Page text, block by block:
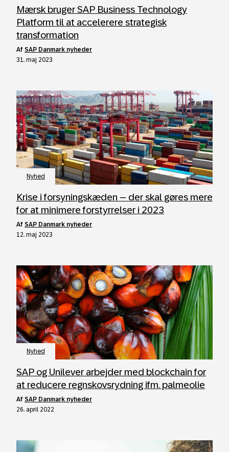
Mærsk bruger SAP Business Technology
Platform til at accelerere strategisk
transformation
af SAP Danmark nyheder
31. maj 2023
Nyhed
Krise i forsyningskæden – der skal gøres mere
for at minimere forstyrrelser i 2023
af SAP Danmark nyheder
12. maj 2023
Nyhed
SAP og Unilever arbejder med blockchain for
at reducere regnskovsrydning ifm. palmeolie
af SAP Danmark nyheder
26. april 2022